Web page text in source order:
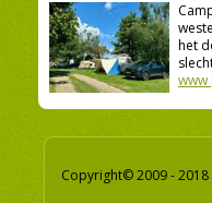
het
www
Copyright© 2009 -